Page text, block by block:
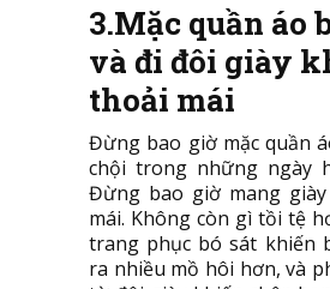
3.Mặc quần áo
và đi đôi giày
thoải mái
Đừng bao giờ mặc quần
chội trong những ngày
Đừng bao giờ mang
mái. Không còn gì tồi tệ
trang phục bó sát khiến
ra nhiều mồ hôi hơn, và